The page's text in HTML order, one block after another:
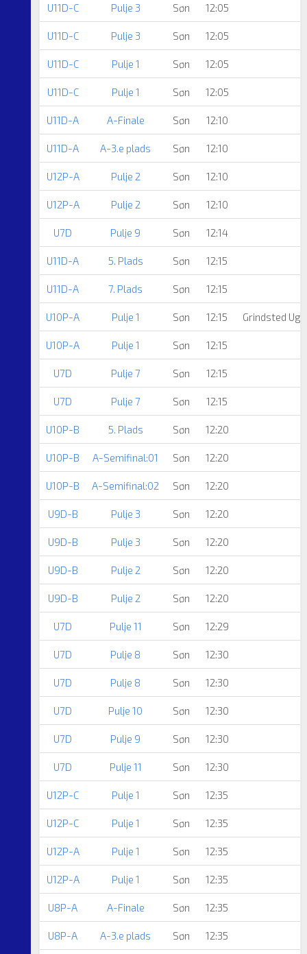
U11D-C Pulje 3 Søn 12:05
U11D-C Pulje 3 Søn 12:05
U11D-C Pulje 1 Søn 12:05
U11D-C Pulje 1 Søn 12:05
U11D-A A-Finale Søn 12:10
U11D-A A-3.e plads Søn 12:10
U12P-A Pulje 2 Søn 12:10
U12P-A Pulje 2 Søn 12:10
U7D Pulje 9 Søn 12:14
U11D-A 5. Plads Søn 12:15
U11D-A 7. Plads Søn 12:15
U10P-A Pulje 1 Søn 12:15 Grindsted
U10P-A Pulje 1 Søn 12:15
U7D Pulje 7 Søn 12:15
U7D Pulje 7 Søn 12:15
U10P-B 5. Plads Søn 12:20
U10P-B A-Semifinal:01 Søn 12:20
U10P-B A-Semifinal:02 Søn 12:20
U9D-B Pulje 3 Søn 12:20
U9D-B Pulje 3 Søn 12:20
U9D-B Pulje 2 Søn 12:20
U9D-B Pulje 2 Søn 12:20
U7D Pulje 11 Søn 12:29
U7D Pulje 8 Søn 12:30
U7D Pulje 8 Søn 12:30
U7D Pulje 10 Søn 12:30
U7D Pulje 9 Søn 12:30
U7D Pulje 11 Søn 12:30
U12P-C Pulje 1 Søn 12:35
U12P-C Pulje 1 Søn 12:35
U12P-A Pulje 1 Søn 12:35
U12P-A Pulje 1 Søn 12:35
U8P-A A-Finale Søn 12:35
U8P-A A-3.e plads Søn 12:35